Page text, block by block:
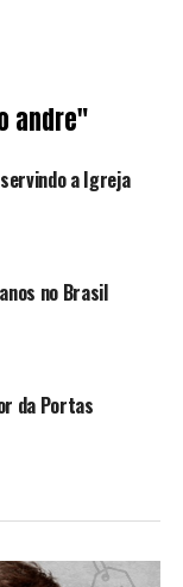
andre"
servindo a Igreja
no Brasil
da Portas